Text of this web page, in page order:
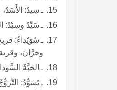
ـ سِيدُ: الأَسَدُ،
ـ سَيِّدٌ وسِيْدٌ:
ـ سُوَيْداءُ:
وحَرَّانَ،
ـ الحَبَّةُ
ـ تَسَوُّدُ: